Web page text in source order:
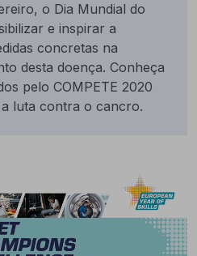
o Dia Mundial do
e inspirar a
concretas na
desta doença. Conheça
pelo COMPETE 2020
luta contra o cancro.